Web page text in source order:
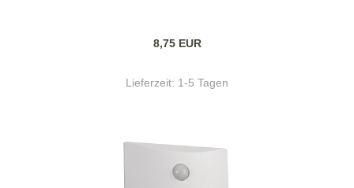
8,75 EUR
Lieferzeit: 1-5 Tagen